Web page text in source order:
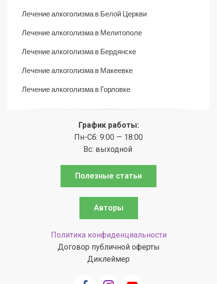
Лечение алкоголизма в Белой Церкви
Лечение алкоголизма в Мелитополе
Лечение алкоголизма в Бердянске
Лечение алкоголизма в Макеевке
Лечение алкоголизма в Горловке
График работы:
Пн-Сб: 9:00 — 18:00
Вс: выходной
Полезные статьи
Авторы
Политика конфиденциальности
Договор публичной оферты
Диклеймер